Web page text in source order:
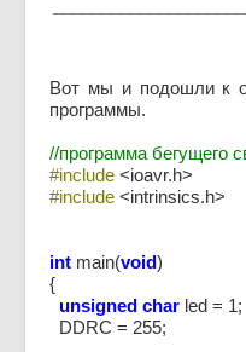
Вот мы и подошли к
программы.
//программа бегущего
#include <ioavr.h>
#include <intrinsics.h>
int main(void)
{
unsigned char led = 1;
DDRC = 255;